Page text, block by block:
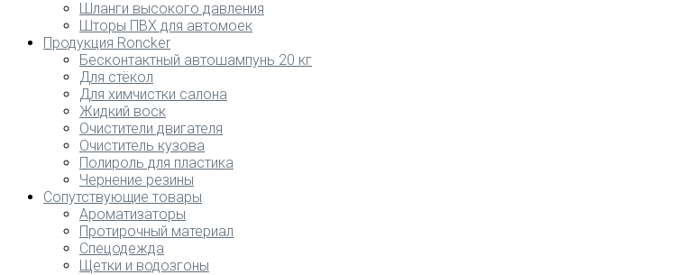
Шланги высокого давления
Шторы ПВХ для автомоек
Продукция Roncker
Бесконтактный автошампунь 20 кг
Для стёкол
Для химчистки салона
Жидкий воск
Очистители двигателя
Очиститель кузова
Полироль для пластика
Чернение резины
Сопутствующие товары
Ароматизаторы
Протирочный материал
Спецодежда
Щетки и водозгоны